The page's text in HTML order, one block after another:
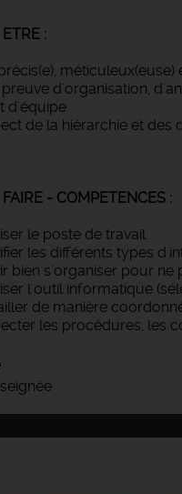
:
méticuleux(euse)
d'organisation,
d'équipe
de la hiérarchie et des
- COMPETENCES :
le poste de travail
les différents types
bien s'organiser pour ne
l'outil informatique
de manière
les procédures, les